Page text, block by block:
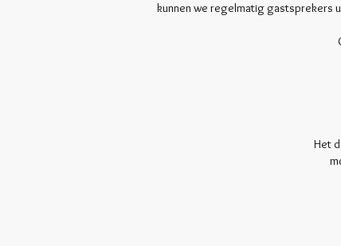
kunnen we regelmatig gastsprekers
Het